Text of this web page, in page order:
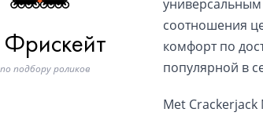
Фрискейт
подбору роликов
соотношения
комфорт по
популярной в
Met Crackerjack